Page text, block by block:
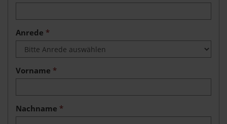
Anrede *
Vorname *
Nachname *